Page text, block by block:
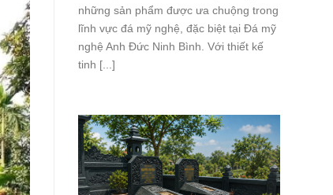
những sản phẩm được ưa chuộng trong
lĩnh vực đá mỹ nghệ, đặc biệt tại Đá mỹ
nghệ Anh Đức Ninh Bình. Với thiết kế
tinh [...]